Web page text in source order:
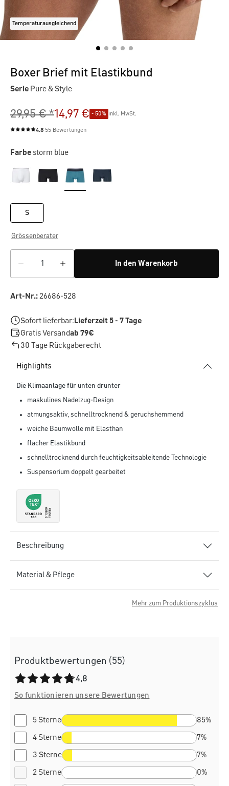
Temperaturausgleichend
Boxer Brief mit Elastikbund
Serie Pure & Style
29,95 € *14,97 € - 50% inkl. MwSt.
Durchschnittliche Bewertung von 4.8 von 5 Sternen
4.8 55 Bewertungen
Farbestorm blue
S
Grössenberater
In den Warenkorb
Art-Nr.:26686-528
Sofort lieferbar:Lieferzeit 5 - 7 Tage
Gratis Versandab 79€
30 Tage Rückgaberecht
Highlights
Die Klimaanlage für unten drunter
maskulines Nadelzug-Design
atmungsaktiv, schnelltrocknend & geruchshemmend
weiche Baumwolle mit Elasthan
flacher Elastikbund
schnelltrocknend durch feuchtigkeitsableitende Technologie
Suspensorium doppelt gearbeitet
Beschreibung
Material & Pflege
Mehr zum Produktionszyklus
Produktbewertungen (55)
Durchschnittliche Bewertung von 4.8 von 5 Sternen
4,8
So funktionieren unsere Bewertungen
5 Sterne 85%
4 Sterne 7%
3 Sterne 7%
2 Sterne 0%